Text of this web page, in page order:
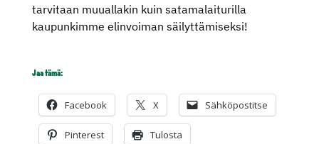
tarvitaan muuallakin kuin satamalaiturilla
kaupunkimme elinvoiman säilyttämiseksi!
Jaa tämä:
Facebook X Sähköpostitse
Pinterest Tulosta